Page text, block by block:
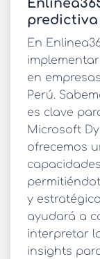
predictiva
En
en
Perú.
es clave
Microsoft
ofrecemos
y
ayudará a
interpretar
insights